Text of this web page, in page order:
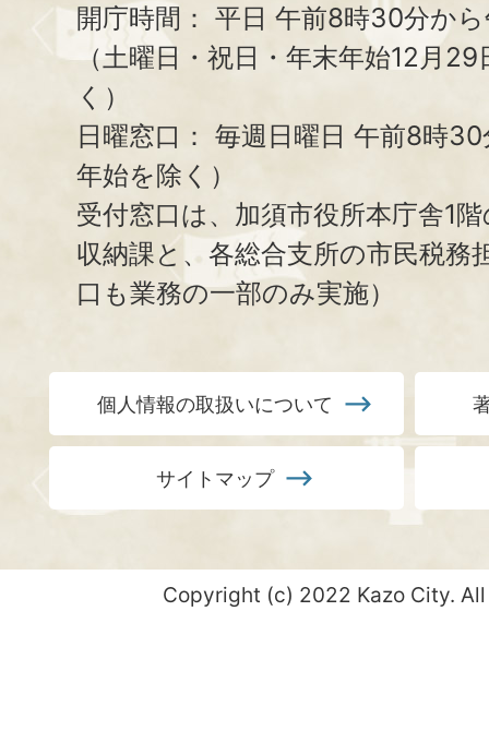
開庁時間： 平日 午前8時30分か
（土曜日・祝日・年末年始12月
く）
日曜窓口： 毎週日曜日 午前8時
年始を除く）
受付窓口は、加須市役所本庁舎1
収納課と、 各総合支所の市民税務
口も業務の一部のみ実施）
個人情報の取扱いについて
サイトマップ
Copyright (c) 2022 Kazo City.